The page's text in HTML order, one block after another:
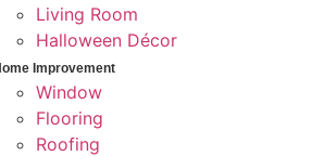
Living Room
Halloween Décor
Improvement
Window
Flooring
Roofing